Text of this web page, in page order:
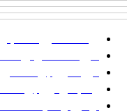
پرداخت صورتحساب
شیوه‌نامه نگارش مقالات
فرایند ارزیابی مقاله
زمانبندی ارزیابی مقاله
توضیح وضعیت مقالات